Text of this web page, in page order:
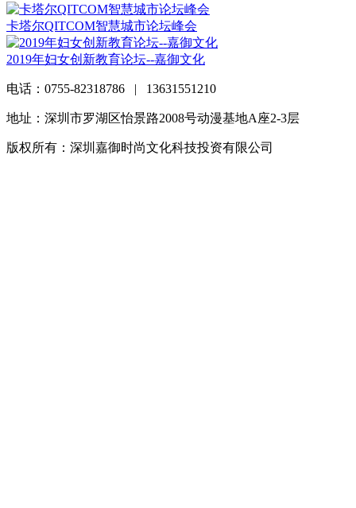
卡塔尔QITCOM智慧城市论坛峰会
2019年妇女创新教育论坛--嘉御文化
电话：0755-82318786 | 13631551210
地址：深圳市罗湖区怡景路2008号动漫基地A座2-3层
版权所有：深圳嘉御时尚文化科技投资有限公司